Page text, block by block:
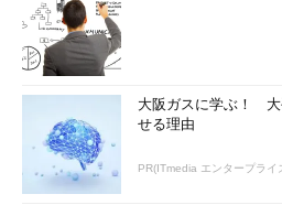
大阪ガスに学ぶ！ 大
せる理由
PR(ITmedia エンタープライ